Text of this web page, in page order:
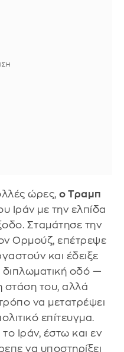
ώρες, ο Τραμπ
Ιράν με την ελπίδα
Σταμάτησε την
Ορμούζ, επέτρεψε
και έδειξε
διπλωματική οδό —
στάση του, αλλά
να μετατρέψει
επίτευγμα.
Ιράν, έστω και εν
να υποστηρίξει